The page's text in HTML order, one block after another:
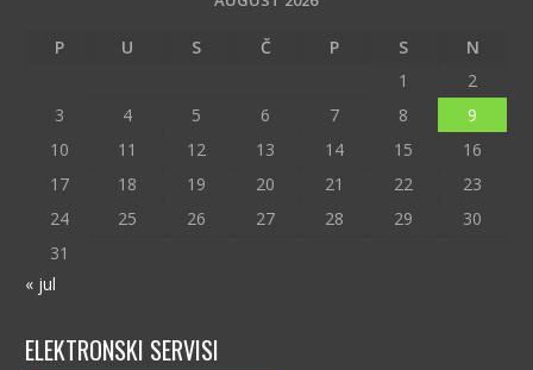
P U S Č P S
N
1
2
3
4 5 6 7 8
9
10
11 12 13 14 15
16
17
18 19 20 21 22
23
24
25 26 27 28 29
30
31
« jul
ELEKTRONSKI SERVISI